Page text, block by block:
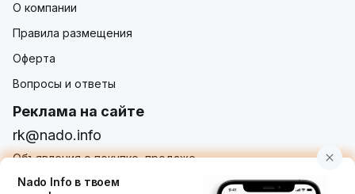
О компании
Правила размещения
Оферта
Вопросы и ответы
Реклама на сайте
rk@nado.info
Объявления о покупке, продаже,
услугах от частных лиц и организаций
Nado Info в твоем